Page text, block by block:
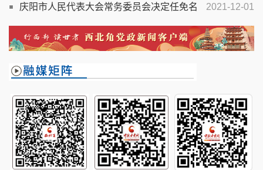
2021-12-01
庆阳市人民代表大会常务委员会决定任免名
单